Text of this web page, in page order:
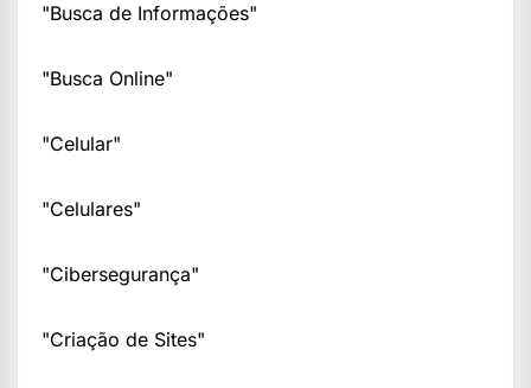
"Busca de Informações"
"Busca Online"
"Celular"
"Celulares"
"Cibersegurança"
"Criação de Sites"